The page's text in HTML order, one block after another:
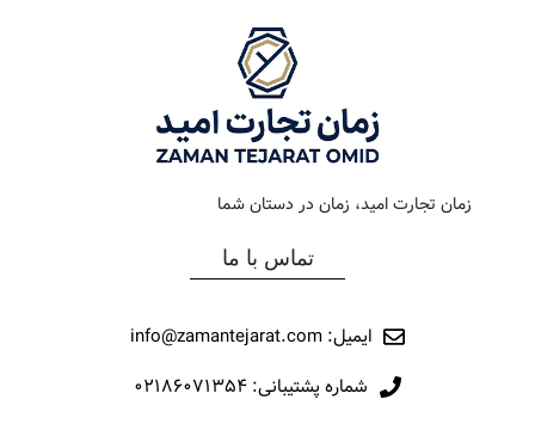
کلاسیک
رفرانس 12044
جنس بند
نوع ساعت
رفرانس
برند
زمان تجارت امید، زمان در دستان شما
تماس با ما
ایمیل: info@zamantejarat.com
شماره پشتیبانی: ۰۲۱۸۶۰۷۱۳۵۴